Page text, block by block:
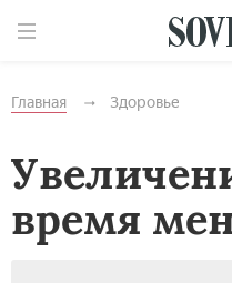
Главная Здоровье
время